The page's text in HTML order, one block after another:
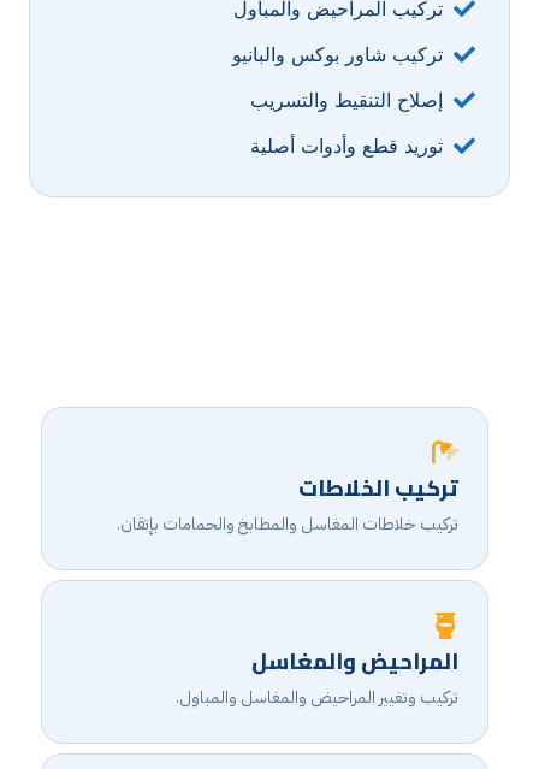
تركيب المراحيض والمباول
تركيب شاور بوكس والبانيو
إصلاح التنقيط والتسريب
توريد قطع وأدوات أصلية
تركيب الخلاطات
تركيب خلاطات المغاسل والمطابخ والحمامات بإتقان.
المراحيض والمغاسل
تركيب وتغيير المراحيض والمغاسل والمباول.